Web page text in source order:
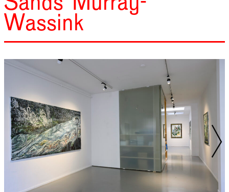
Wassink